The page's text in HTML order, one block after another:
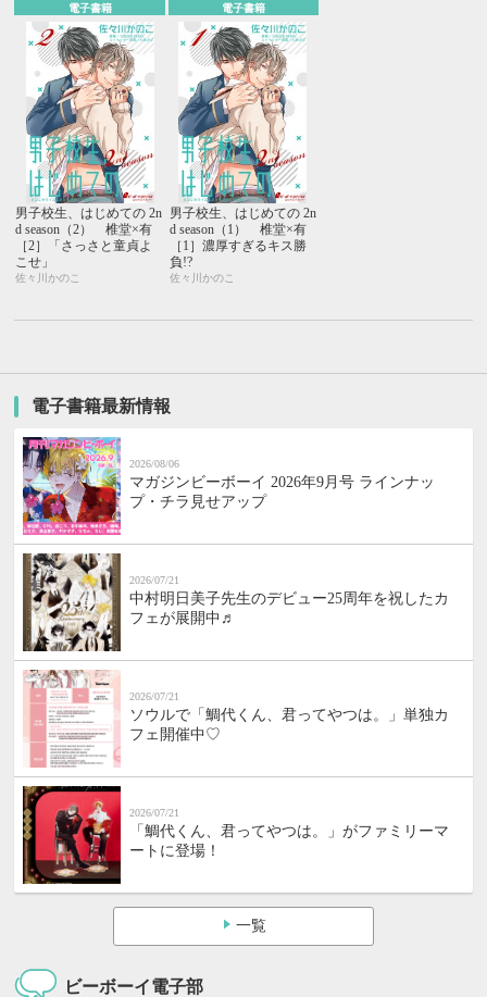
電子書籍
男子校生、はじめての 2n
d season（2） 椎堂×有
［2］「さっさと童貞よ
こせ」
佐々川かのこ
電子書籍
男子校生、はじめての 2n
d season（1） 椎堂×有
［1］濃厚すぎるキス勝
負!?
佐々川かのこ
電子書籍最新情報
2026/08/06
マガジンビーボーイ 2026年9月号 ラインナッ
プ・チラ見せアップ
2026/07/21
中村明日美子先生のデビュー25周年を祝したカ
フェが展開中♬
2026/07/21
ソウルで「鯛代くん、君ってやつは。」単独カ
フェ開催中♡
2026/07/21
「鯛代くん、君ってやつは。」がファミリーマ
ートに登場！
一覧
ビーボーイ電子部